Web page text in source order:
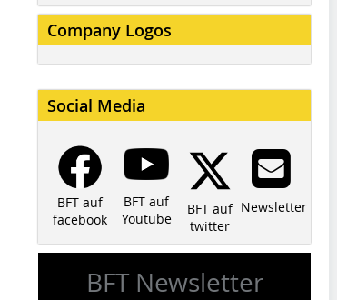
Company Logos
Social Media
BFT auf
facebook
BFT auf
Youtube
BFT auf
twitter
Newsletter
BFT Newsletter